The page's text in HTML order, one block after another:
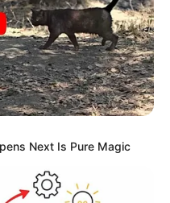
Next Is Pure Magic